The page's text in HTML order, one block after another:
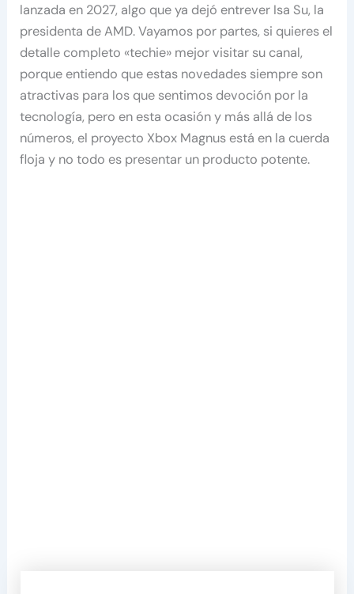
lanzada en 2027, algo que ya dejó entrever Isa Su, la
presidenta de AMD. Vayamos por partes, si quieres el
detalle completo «techie» mejor visitar su canal,
porque entiendo que estas novedades siempre son
atractivas para los que sentimos devoción por la
tecnología, pero en esta ocasión y más allá de los
números, el proyecto Xbox Magnus está en la cuerda
floja y no todo es presentar un producto potente.